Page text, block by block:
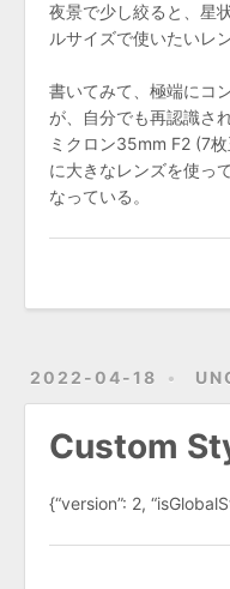
夜景で少し絞ると、星
ルサイズで使いたいレン
書いてみて、極端にコ
が、自分でも再認識さ
ミクロン35mm F2 (7
に大きなレンズを使っ
なっている。
2022-04-18
Custom
{“version”: 2,